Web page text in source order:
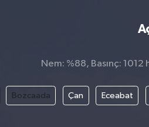
Nem: %88, Basınç:
Bozcaada Çan Eceabat